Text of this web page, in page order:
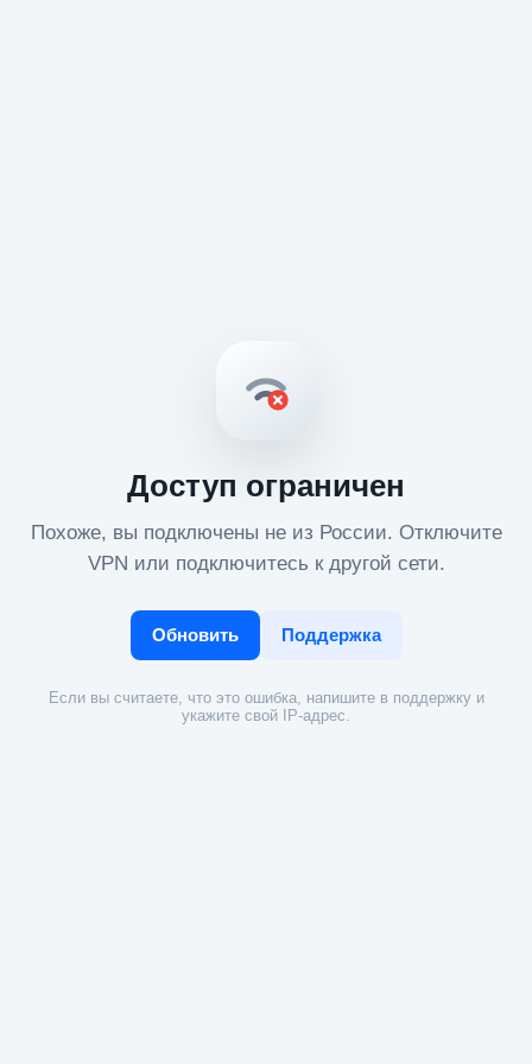
Доступ ограничен
Похоже, вы подключены не из России. Отключите
VPN или подключитесь к другой сети.
Обновить Поддержка
Если вы считаете, что это ошибка, напишите в поддержку и
укажите свой IP-адрес.